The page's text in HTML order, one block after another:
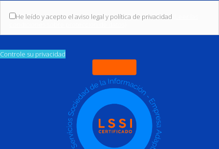
He leído y acepto el aviso legal y política de privacidad
Controle su privacidad